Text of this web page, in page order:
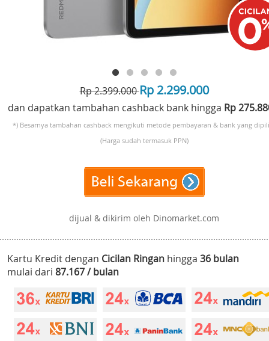
Rp 2.399.000Rp 2.299.000
dan dapatkan tambahan cashback bank hingga Rp
*) Besarnya tambahan cashback mengikuti metode pembayaran & bank yang
(Harga sudah termasuk PPN)
dijual & dikirim oleh Dinomarket.com
Kartu Kredit dengan Cicilan Ringan hingga 36 bulan
mulai dari 87.167 / bulan